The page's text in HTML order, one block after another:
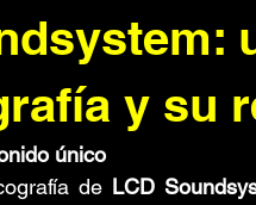
Electroclash
SXPress Magazine Todo
y su
único
de LCD